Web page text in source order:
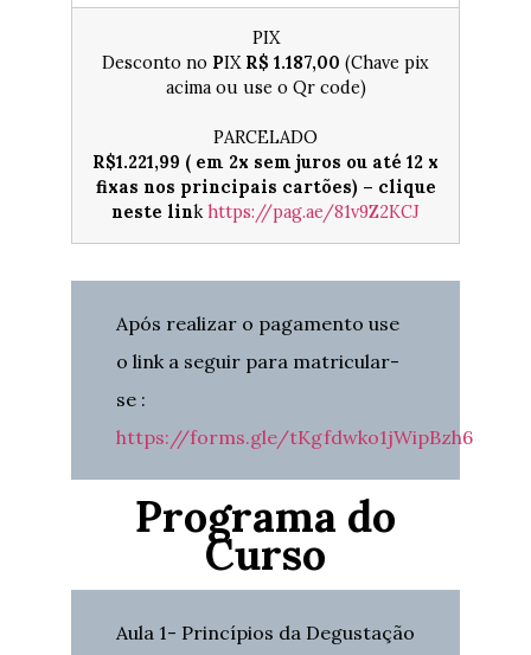
PIX
Desconto no PIX R$ 1.187,00 (Chave pix
acima ou use o Qr code)
PARCELADO
R$1.221,99 ( em 2x sem juros ou até 12 x
fixas nos principais cartões) – clique
neste linkhttps://pag.ae/81v9Z2KCJ
Após realizar o pagamento use
o link a seguir para matricular-
se :
https://forms.gle/tKgfdwko1jWipBzh6
Programa do
Curso
Aula 1- Princípios da Degustação